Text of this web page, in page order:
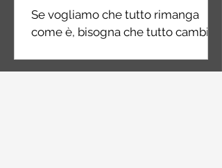
Se vogliamo che tutto rimanga
come è, bisogna che tutto cambi.